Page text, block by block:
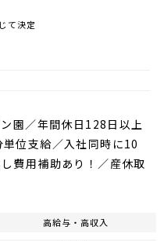
て決定
園／年間休日128日以上
位支給／入社同時に10
費用補助あり！／産休取
高給与・高収入